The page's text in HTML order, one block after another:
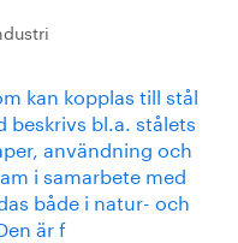
kan kopplas till stål
bl.a. stålets
användning och
i samarbete med
både i natur- och
är f